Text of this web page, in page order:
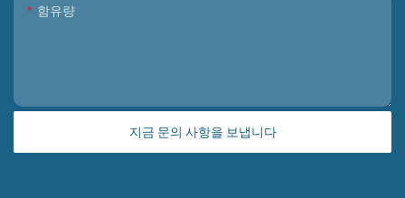
함유량
지금 문의 사항을 보냅니다